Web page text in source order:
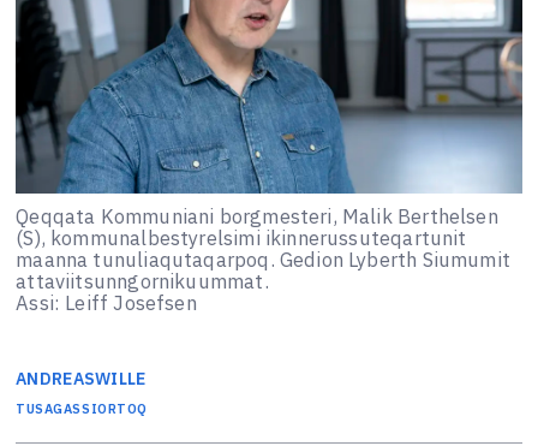
Qeqqata Kommuniani borgmesteri, Malik Berthelsen
(S), kommunalbestyrelsimi ikinnerussuteqartunit
maanna tunuliaqutaqarpoq. Gedion Lyberth Siumumit
attaviitsunngornikuummat.
Assi: Leiff Josefsen
ANDREASWILLE
TUSAGASSIORTOQ